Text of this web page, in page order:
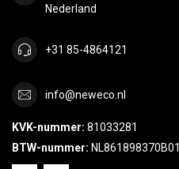
Nederland
+31 85-4864121
info@neweco.nl
KVK-nummer: 81033281
BTW-nummer: NL861898370B01